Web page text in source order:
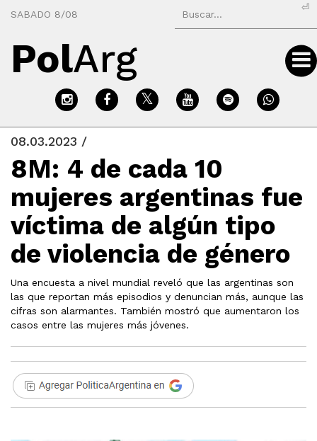
SABADO 8/08
⏎
PolArg
08.03.2023 /
8M: 4 de cada 10
mujeres argentinas fue
víctima de algún tipo
de violencia de género
Una encuesta a nivel mundial reveló que las argentinas son
las que reportan más episodios y denuncian más, aunque las
cifras son alarmantes. También mostró que aumentaron los
casos entre las mujeres más jóvenes.